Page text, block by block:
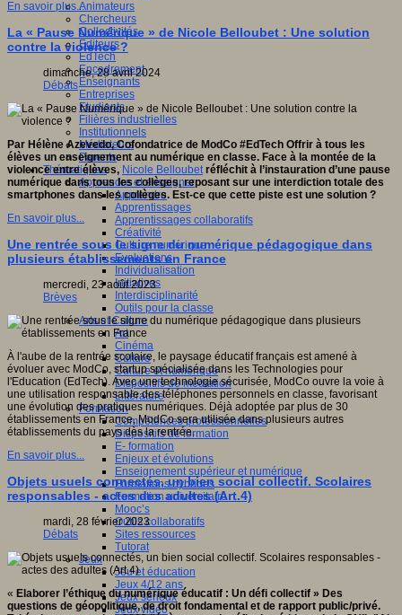
Animateurs
Chercheurs
Collectivités
Editeurs
EdTech
Encadrement
Enseignants
Entreprises
Etudiants
Filières industrielles
Institutionnels
Médiateurs
Parents
Thématiques
Apprendre et enseigner
Apprendre
Apprentissages
Apprentissages collaboratifs
Créativité
Culture numérique
Evaluations
Individualisation
Initiatives
Interdisciplinarité
Outils pour la classe
Arts et Culture
Art
Cinéma
Culture
Culture et numérique
Dispositifs de médiation
Littérature
Formation
Compétences professionnelles
Dispositifs de formation
E- formation
Enjeux et évolutions
Enseignement supérieur et numérique
Formations hybrides
Formation universitaire
Mooc’s
Outils collaboratifs
Sites ressources
Tutorat
Jeux
Jeu et éducation
Jeux 4/12 ans
Jeux sérieux
Jeux vidéo
En savoir plus...
La « Pause Numérique » de Nicole Belloubet : Une solution
contre la violence ?
dimanche, 28 avril 2024
Débats
Par Hélène Azevedo, Cofondatrice de ModCo #EdTech Offrir à tous les
élèves un enseignement au numérique en classe. Face à la montée de la
violence entre élèves, Nicole Belloubetréfléchit à l’instauration d’une pause
numérique dans tous les collèges, reposant sur une interdiction totale des
smartphones dans les collèges. Est-ce que cette piste est une solution ?
En savoir plus...
Une rentrée sous le signe du numérique pédagogique dans
plusieurs établissements en France
mercredi, 23 août 2023
Brèves
À l'aube de la rentrée scolaire, le paysage éducatif français est amené à
évoluer avec ModCo, startup spécialisée dans les Technologies pour
l'Education (EdTech). Avec une technologie sécurisée, ModCo ouvre la voie à
une utilisation responsable des téléphones personnels en classe, favorisant
une évolution des pratiques numériques. Déjà adoptée par plus de 30
établissements en France, ModCo sera utilisée dans plusieurs autres
établissements du pays dès la rentrée.
En savoir plus...
Objets usuels connectés, un bien social collectif. Scolaires
responsables - actes des adultes (Art.4)
mardi, 28 février 2023
Débats
« Elaborer l’éthique du numérique éducatif : Un défi collectif » Des
questions de géopolitique, de droit fondamental et de rapport public/privé.